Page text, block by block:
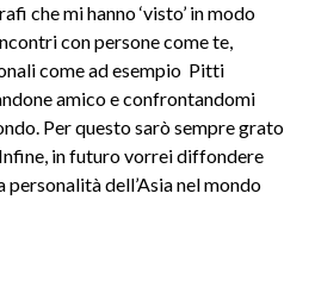
che mi hanno ‘visto’ in modo
con persone come te,
come ad esempio Pitti
amico e confrontandomi
Per questo sarò sempre grato
in futuro vorrei diffondere
dell’Asia nel mondo